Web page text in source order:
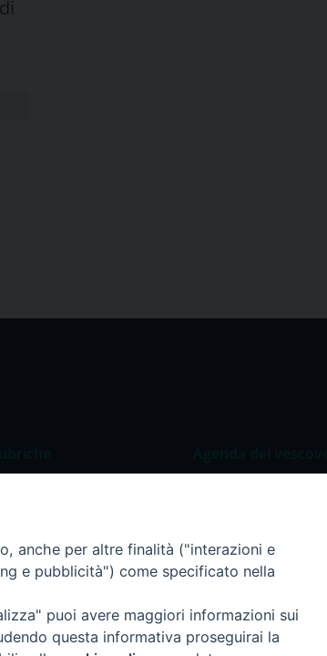
e Società
Apostolato della Preghiera
FVG
anche per altre finalità ("interazioni e
e pubblicità") come specificato nella
puoi avere maggiori informazioni sui
questa informativa proseguirai la